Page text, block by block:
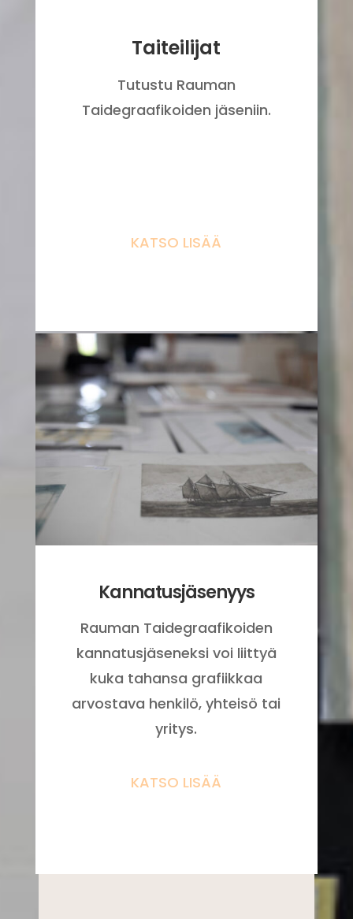
Taiteilijat
Tutustu Rauman
Taidegraafikoiden jäseniin.
KATSO LISÄÄ
Kannatusjäsenyys
Rauman Taidegraafikoiden
kannatusjäseneksi voi liittyä
kuka tahansa grafiikkaa
arvostava henkilö, yhteisö tai
yritys.
KATSO LISÄÄ